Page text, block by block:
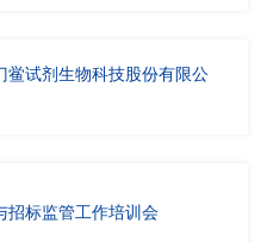
鲎试剂生物科技股份有限公
招标监管工作培训会